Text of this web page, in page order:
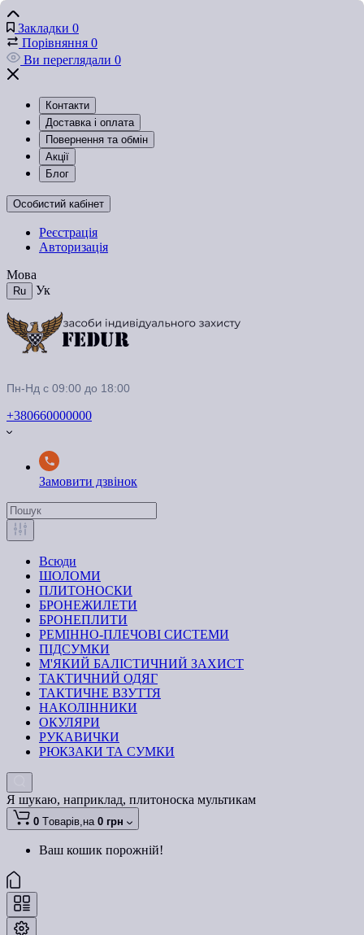
Закладки 0
Порівняння 0
Ви переглядали 0
Контакти
Доставка і оплата
Повернення та обмін
Акції
Блог
Особистий кабінет
Реєстрація
Авторизація
Мова
Ru Ук
Пн-Нд с 09:00 до 18:00
+380660000000
Замовити дзвінок
Всюди
ШОЛОМИ
ПЛИТОНОСКИ
БРОНЕЖИЛЕТИ
БРОНЕПЛИТИ
РЕМІННО-ПЛЕЧОВІ СИСТЕМИ
ПІДСУМКИ
М'ЯКИЙ БАЛІСТИЧНИЙ ЗАХИСТ
ТАКТИЧНИЙ ОДЯГ
ТАКТИЧНЕ ВЗУТТЯ
НАКОЛІННИКИ
ОКУЛЯРИ
РУКАВИЧКИ
РЮКЗАКИ ТА СУМКИ
Я шукаю, наприклад, плитоноска мультикам
0 Tоварів,на 0 грн
Ваш кошик порожній!